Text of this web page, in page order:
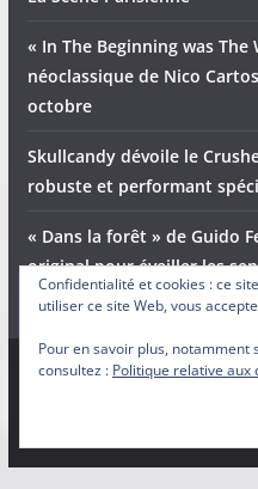
« In The Beginning was
néoclassique de Nico
octobre
Skullcandy dévoile le
robuste et performant
« Dans la forêt » de Guido
original pour éveiller les
par
Confidentialité et cookies : ce
utiliser ce site Web, vous
Pour en savoir plus, notamment
consultez : Politique relative aux